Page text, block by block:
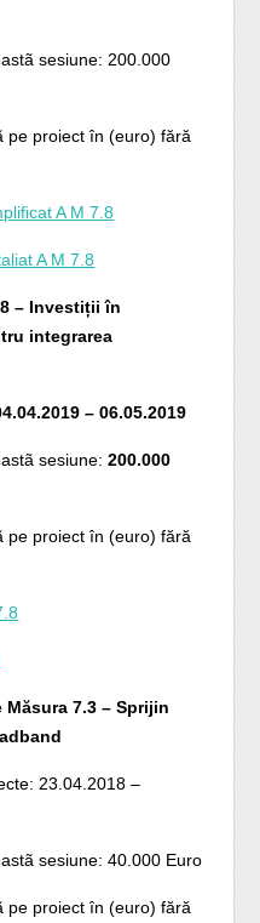
sesiune: 200.000
pe proiect în (euro) fără
A M 7.8
A M 7.8
– Investiții în
integrarea
– 06.05.2019
sesiune:200.000
pe proiect în (euro) fără
7.3 – Sprijin
23.04.2018 –
sesiune: 40.000 Euro
pe proiect în (euro) fără